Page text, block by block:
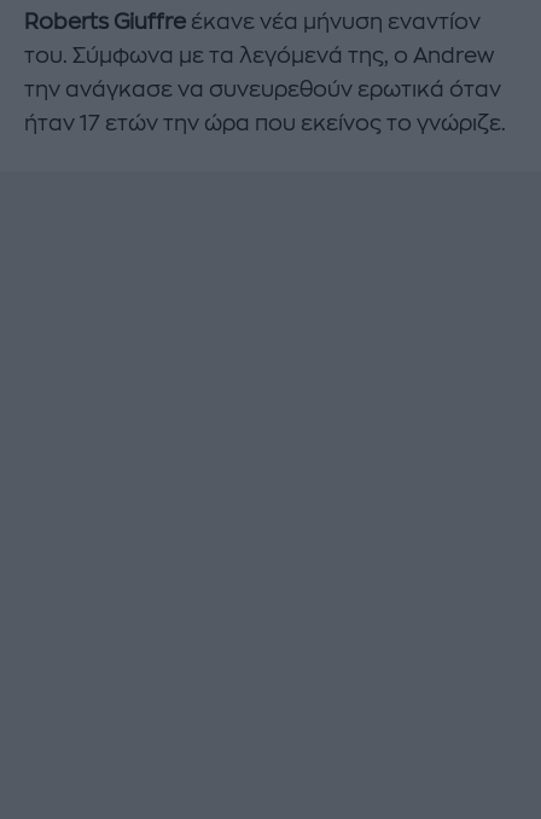
Roberts Giuffre έκανε νέα μήνυση εναντίον
του. Σύμφωνα με τα λεγόμενά της, ο Andrew
την ανάγκασε να συνευρεθούν ερωτικά όταν
ήταν 17 ετών την ώρα που εκείνος το γνώριζε.